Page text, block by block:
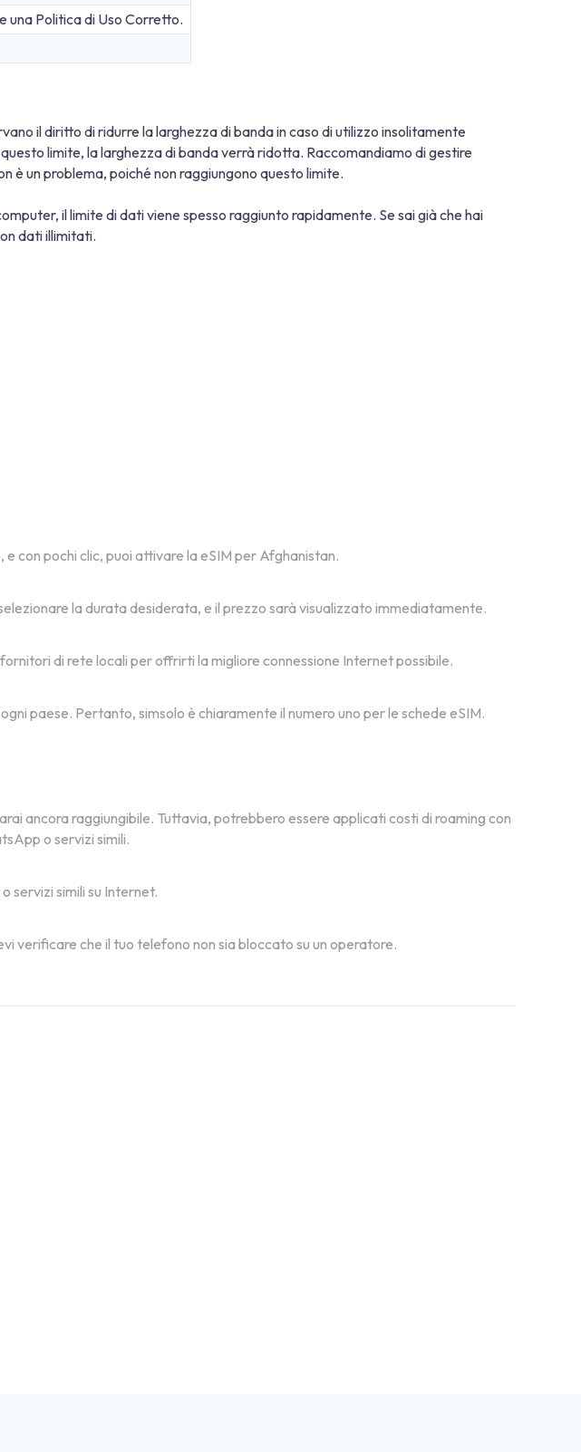
una Politica di Uso Corretto.
il diritto di ridurre la larghezza di banda in caso di utilizzo insolitamente
limite, la larghezza di banda verrà ridotta. Raccomandiamo di gestire
è un problema, poiché non raggiungono questo limite.
il limite di dati viene spesso raggiunto rapidamente. Se sai già che hai
dati illimitati.
con pochi clic, puoi attivare la eSIM per Afghanistan.
la durata desiderata, e il prezzo sarà visualizzato immediatamente.
di rete locali per offrirti la migliore connessione Internet possibile.
paese. Pertanto, simsolo è chiaramente il numero uno per le schede eSIM.
ancora raggiungibile. Tuttavia, potrebbero essere applicati costi di roaming con
o servizi simili.
servizi simili su Internet.
verificare che il tuo telefono non sia bloccato su un operatore.